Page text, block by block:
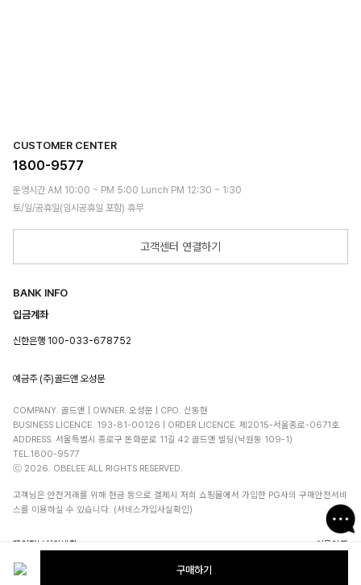
구매하기
CUSTOMER CENTER
1800-9577
운영시간 AM 10:00 ~ PM 5:00 Lunch PM 12:30 ~ 1:30
토/일/공휴일(임시공휴일 포함) 휴무
고객센터 연결하기
BANK INFO
입금계좌
신한은행 100-033-678752
예금주 (주)골드앤 오성문
COMPANY. 골드앤 | OWNER. 오성문 | CPO. 신동현
BUSINESS LICENCE. 193-81-00126 | ORDER LICENCE. 제2015-서울종로-0671호
ADDRESS. 서울특별시 종로구 돈화문로 11길 42 골드앤 빌딩(낙원동 109-1)
TEL.1800-9577
ⓒ 2026. OBELEE ALL RIGHTS RESERVED.
고객님은 안전거래를 위해 현금 등으로 결제시 저희 쇼핑몰에서 가입한 PG사의 구매안전서비
스를 이용하실 수 있습니다. (서비스가입사실확인)
개인정보처리방침 이용약관